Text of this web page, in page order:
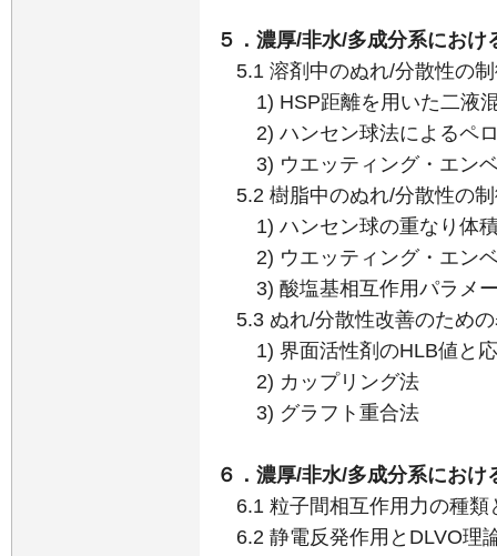
５．濃厚/非水/多成分系にお
5.1 溶剤中のぬれ/分散性の
1) HSP距離を用いた二液混
2) ハンセン球法によるペロ
3) ウエッティング・エンベ
5.2 樹脂中のぬれ/分散性の
1) ハンセン球の重なり体積
2) ウエッティング・エンベ
3) 酸塩基相互作用パラメー
5.3 ぬれ/分散性改善のため
1) 界面活性剤のHLB値と
2) カップリング法
3) グラフト重合法
６．濃厚/非水/多成分系におけ
6.1 粒子間相互作用力の種類
6.2 静電反発作用とDLVO理